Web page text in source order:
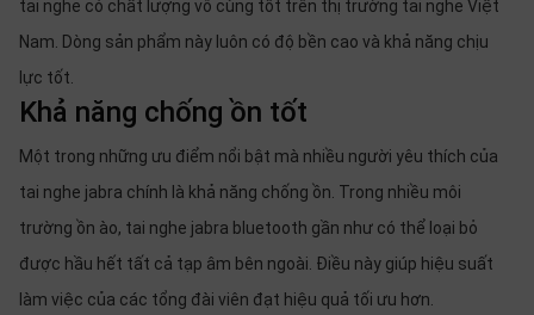
tai nghe có chất lượng vô cùng tốt trên thị trường tai nghe Việt
Nam. Dòng sản phẩm này luôn có độ bền cao và khả năng chịu
lực tốt.
Khả năng chống ồn tốt
Một trong những ưu điểm nổi bật mà nhiều người yêu thích của
tai nghe jabra chính là khả năng chống ồn. Trong nhiều môi
trường ồn ào, tai nghe jabra bluetooth gần như có thể loại bỏ
được hầu hết tất cả tạp âm bên ngoài. Điều này giúp hiệu suất
làm việc của các tổng đài viên đạt hiệu quả tối ưu hơn.